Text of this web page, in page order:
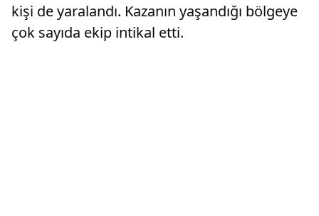
kişi de yaralandı. Kazanın yaşandığı bölgeye
çok sayıda ekip intikal etti.